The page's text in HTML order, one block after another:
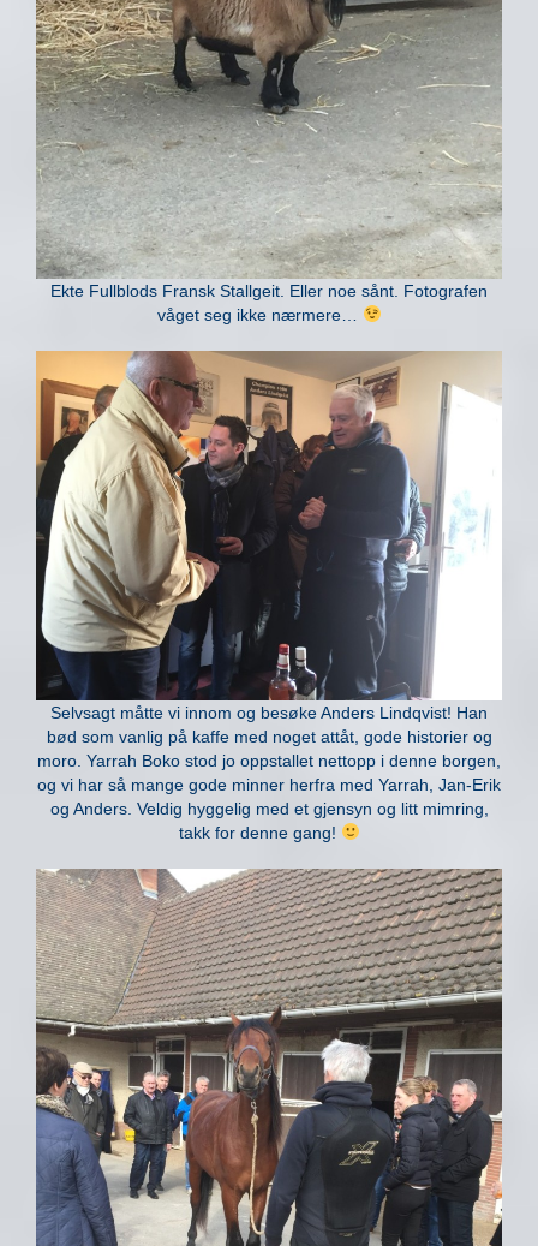
Ekte Fullblods Fransk Stallgeit. Eller noe sånt. Fotografen
våget seg ikke nærmere…
Selvsagt måtte vi innom og besøke Anders Lindqvist! Han
bød som vanlig på kaffe med noget attåt, gode historier og
moro. Yarrah Boko stod jo oppstallet nettopp i denne borgen,
og vi har så mange gode minner herfra med Yarrah, Jan-Erik
og Anders. Veldig hyggelig med et gjensyn og litt mimring,
takk for denne gang!